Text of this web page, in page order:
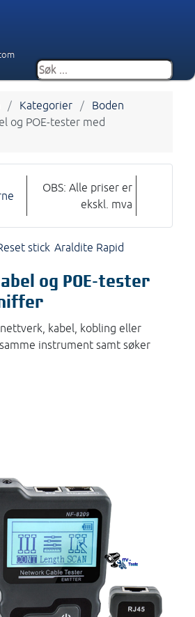
Kategorier
Boden
og POE-tester med
OBS: Alle priser er
ekskl. mva
stick Araldite Rapid
og POE-tester
kabel, kobling eller
instrument samt søker